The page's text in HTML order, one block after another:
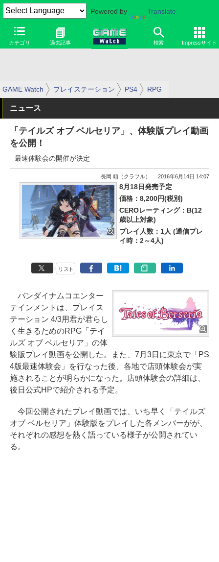
Powered by Translate
カテゴリ 過去記事 検索 Impressサイト
GAME Watch プレイステーション PS4 RPG
ニュース
「テイルズ オブ ベルセリア」、体験版プレイ動画
を公開！
最速体験会の開催が決定
長岡 頼（クラフル） 2016年6月14日 14:07
8月18日発売予定
価格：8,200円(税別)
CEROレーティング：B(12
歳以上対象)
プレイ人数：1人 (通信プレ
イ時：2～4人)
リスト
バンダイナムコエンター
テインメントは、プレイス
テーション 4/3用君が君らし
く生きるためのRPG「テイ
ルズ オブ ベルセリア」の体
験版プレイ動画を公開した。また、7月3日に東京で「PS
4版最速体験会」を行なった後、各地で店頭体験会が実
施されることが明らかになった。店頭体験会の詳細は、
後日公式HPで紹介される予定。
今回公開されたプレイ動画では、いち早く「テイルズ
オブ ベルセリア」体験版をプレイした各メンバーがが、
それぞれの感想を熱く語っている様子が公開されてい
る。